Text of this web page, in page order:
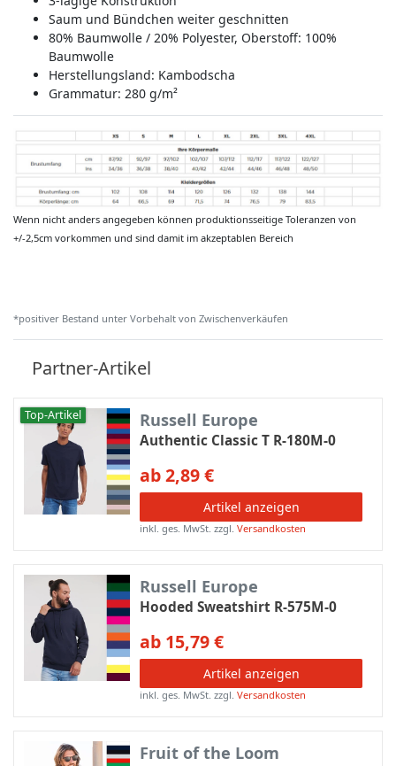
Saum und Bündchen weiter geschnitten
80% Baumwolle / 20% Polyester, Oberstoff: 100%
Baumwolle
Herstellungsland: Kambodscha
Grammatur: 280 g/m²
Wenn nicht anders angegeben können produktionsseitige Toleranzen von
+/-2,5cm vorkommen und sind damit im akzeptablen Bereich
*positiver Bestand unter Vorbehalt von Zwischenverkäufen
Partner-Artikel
Top-Artikel Russell Europe
Authentic Classic T R-180M-0
ab 2,89 €
Artikel anzeigen
inkl. ges. MwSt. zzgl.Versandkosten
Russell Europe
Hooded Sweatshirt R-575M-0
ab 15,79 €
Artikel anzeigen
inkl. ges. MwSt. zzgl.Versandkosten
Fruit of the Loom